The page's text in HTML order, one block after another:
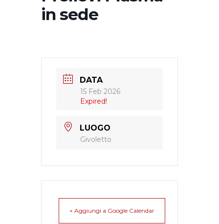
in sede
DATA
15 Feb 2026
Expired!
LUOGO
Givoletto
+ Aggiungi a Google Calendar